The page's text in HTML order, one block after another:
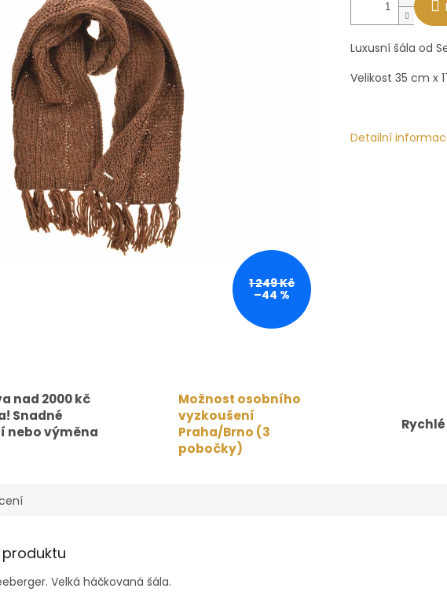
1 249 Kč
–44 %
Luxusní šála od
Velikost 35 cm x
Detailní
nad 2000 kč
Snadné
nebo výměna
Možnost osobního
vyzkoušení
Praha/Brno (3
pobočky)
Velká háčkovaná šála.